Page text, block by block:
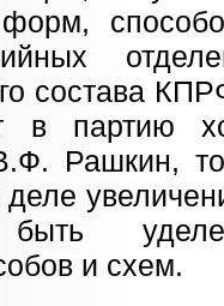
форм,
состава
в партию
Рашкин, то
и схем.